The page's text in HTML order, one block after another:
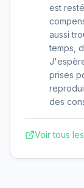
est
aussi
temps,
prises
des
Voir tous